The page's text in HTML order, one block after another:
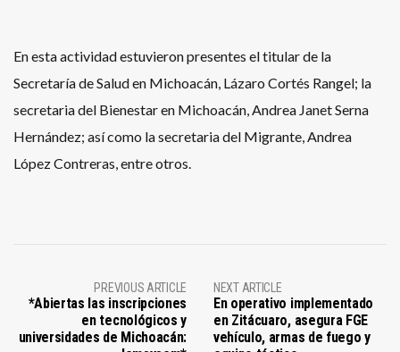
En esta actividad estuvieron presentes el titular de la
Secretaría de Salud en Michoacán, Lázaro Cortés Rangel; la
secretaria del Bienestar en Michoacán, Andrea Janet Serna
Hernández; así como la secretaria del Migrante, Andrea
López Contreras, entre otros.
PREVIOUS ARTICLE
*Abiertas las inscripciones
en tecnológicos y
universidades de Michoacán:
NEXT ARTICLE
En operativo implementado
en Zitácuaro, asegura FGE
vehículo, armas de fuego y